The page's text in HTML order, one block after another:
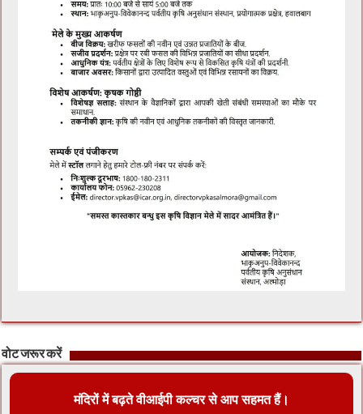
वोट जरूर करें
मंदिरों में बढ़ते वीआईपी कल्चर से आप सहमत हैं।